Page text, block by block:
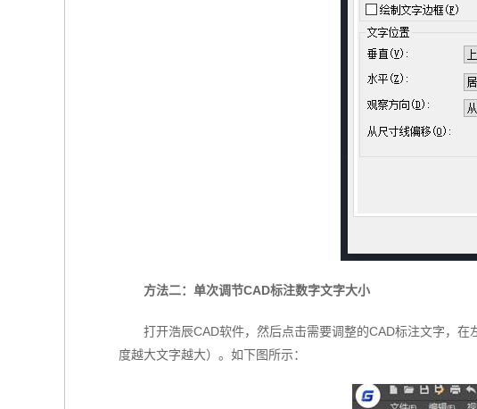
方法二：单次调节CAD标注数字文字大小
打开浩辰CAD软件，然后点击需要调整的CAD标注文字，
度越大文字越大）。如下图所示：